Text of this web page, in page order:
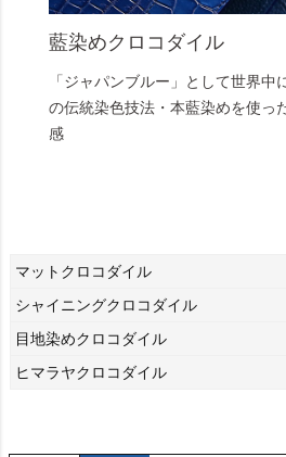
藍染めクロコダイル
「ジャパンブルー」として世界中
の伝統染色技法・本藍染めを使っ
感
マットクロコダイル
シャイニングクロコダイル
目地染めクロコダイル
ヒマラヤクロコダイル